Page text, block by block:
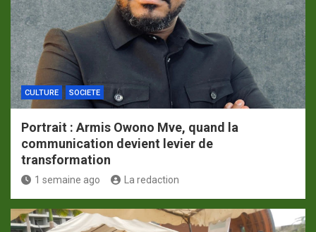
CULTURE SOCIETE
Portrait : Armis Owono Mve, quand la
communication devient levier de
transformation
1 semaine ago La redaction